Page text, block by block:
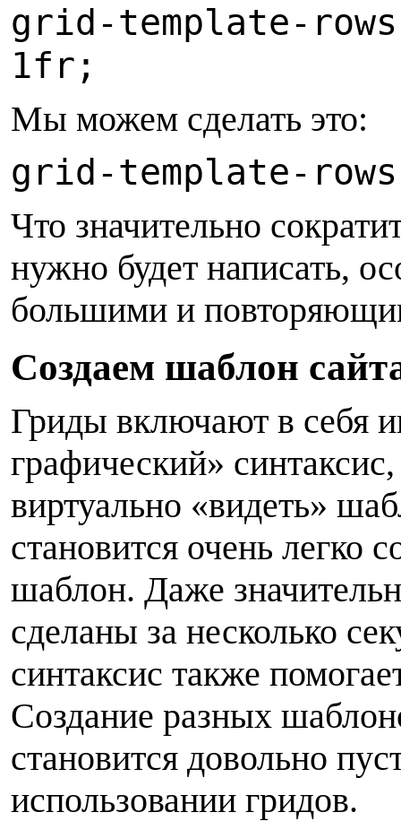
g rid-template-
1fr;
Мы можем сделать это:
g rid-template-
Что значительно
нужно будет написать,
большими и
Создаем шаблон
Гриды включают в себя
графический»
виртуально «видеть»
становится очень легко
шаблон. Даже
сделаны за несколько
синтаксис также
Создание разных
становится довольно
использовании гридов.